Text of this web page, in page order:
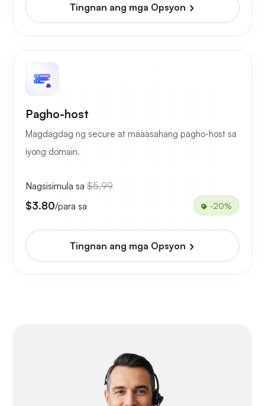
Tingnan ang mga Opsyon
Pagho-host
Magdagdag ng secure at maaasahang pagho-host sa
iyong domain.
Nagsisimula sa $5.99
$3.80/para sa -20%
Tingnan ang mga Opsyon